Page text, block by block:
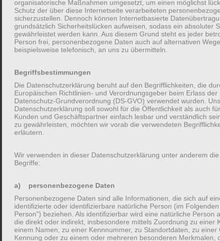
Deine E-Mail-Adresse wird nicht veröffentlicht.
Erforderliche Felder sind mit* markiert
E-Mail-Adresse*
organisatorische Maßnahmen umgesetzt, um einen möglichst
Schutz der über diese Internetseite verarbeiteten
sicherzustellen. Dennoch können Internetbasierte
grundsätzlich Sicherheitslücken aufweisen, sodass ein absoluter
gewährleistet werden kann. Aus diesem Grund steht es jeder
Person frei, personenbezogene Daten auch auf alternativen
beispielsweise telefonisch, an uns zu übermitteln.
Begriffsbestimmungen
Die Datenschutzerklärung beruht auf den Begrifflichkeiten, die
Europäischen Richtlinien- und Verordnungsgeber beim Erlass der
Datenschutz-Grundverordnung (DS-GVO) verwendet wurden.
Datenschutzerklärung soll sowohl für die Öffentlichkeit als auch
Kunden und Geschäftspartner einfach lesbar und verständlich
zu gewährleisten, möchten wir vorab die verwendeten
erläutern.
Wir verwenden in dieser Datenschutzerklärung unter anderem
Begriffe:
a) personenbezogene Daten
Personenbezogene Daten sind alle Informationen, die sich auf
identifizierte oder identifizierbare natürliche Person (im
Person") beziehen. Als identifizierbar wird eine natürliche Person
die direkt oder indirekt, insbesondere mittels Zuordnung zu einer
einem Namen, zu einer Kennnummer, zu Standortdaten, zu einer
Kennung oder zu einem oder mehreren besonderen Merkmalen,